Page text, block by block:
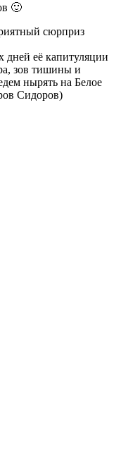
🙂
сюрприз
дней её капитуляции
зов тишины и
нырять на Белое
Сидоров)